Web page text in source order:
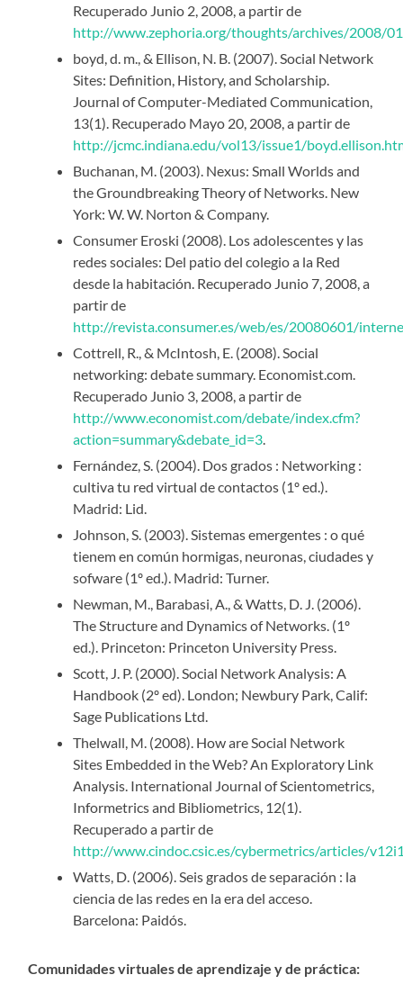
Recuperado Junio 2, 2008, a partir de
http://www.zephoria.org/thoughts/archives/2008/
boyd, d. m., & Ellison, N. B. (2007). Social Network
Sites: Definition, History, and Scholarship.
Journal of Computer-Mediated Communication,
13(1). Recuperado Mayo 20, 2008, a partir de
http://jcmc.indiana.edu/vol13/issue1/
Buchanan, M. (2003). Nexus: Small Worlds and
the Groundbreaking Theory of Networks. New
York: W. W. Norton & Company.
Consumer Eroski (2008). Los adolescentes y las
redes sociales: Del patio del colegio a la Red
desde la habitación. Recuperado Junio 7, 2008, a
partir de
http://revista.consumer.es/web/es/20080601/
Cottrell, R., & McIntosh, E. (2008). Social
networking: debate summary. Economist.com.
Recuperado Junio 3, 2008, a partir de
http://www.economist.com/debate/index.cfm?
action=summary&debate_id=3
Fernández, S. (2004). Dos grados : Networking :
cultiva tu red virtual de contactos (1º ed.).
Madrid: Lid.
Johnson, S. (2003). Sistemas emergentes : o qué
tienem en común hormigas, neuronas, ciudades y
sofware (1º ed.). Madrid: Turner.
Newman, M., Barabasi, A., & Watts, D. J. (2006).
The Structure and Dynamics of Networks. (1º
ed.). Princeton: Princeton University Press.
Scott, J. P. (2000). Social Network Analysis: A
Handbook (2º ed). London; Newbury Park, Calif:
Sage Publications Ltd.
Thelwall, M. (2008). How are Social Network
Sites Embedded in the Web? An Exploratory Link
Analysis. International Journal of Scientometrics,
Informetrics and Bibliometrics, 12(1).
Recuperado a partir de
http://www.cindoc.csic.es/cybermetrics/articles/
Watts, D. (2006). Seis grados de separación : la
ciencia de las redes en la era del acceso.
Barcelona: Paidós.
Comunidades virtuales de aprendizaje y de práctica: